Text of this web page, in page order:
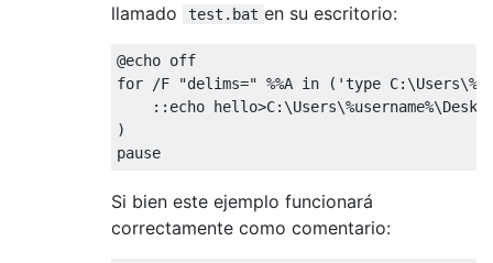
llamado
test.bat en su escritorio:
@echo off
for /F "delims=" %%A in ('type
::echo
)
Si bien este ejemplo funcionará
correctamente como comentario: